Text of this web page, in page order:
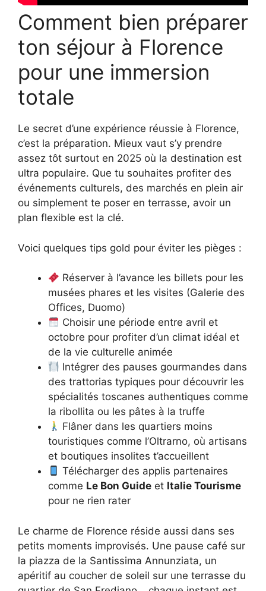
Comment bien préparer
ton séjour à Florence
pour une immersion
totale
Le secret d’une expérience réussie à Florence,
c’est la préparation. Mieux vaut s’y prendre
assez tôt surtout en 2025 où la destination est
ultra populaire. Que tu souhaites profiter des
événements culturels, des marchés en plein air
ou simplement te poser en terrasse, avoir un
plan flexible est la clé.
Voici quelques tips gold pour éviter les pièges :
Réserver à l’avance les billets pour les
musées phares et les visites (Galerie des
Offices, Duomo)
Choisir une période entre avril et
octobre pour profiter d’un climat idéal et
de la vie culturelle animée
Intégrer des pauses gourmandes dans
des trattorias typiques pour découvrir les
spécialités toscanes authentiques comme
la ribollita ou les pâtes à la truffe
Flâner dans les quartiers moins
touristiques comme l’Oltrarno, où artisans
et boutiques insolites t’accueillent
Télécharger des applis partenaires
comme Le Bon Guide et Italie Tourisme
pour ne rien rater
Le charme de Florence réside aussi dans ses
petits moments improvisés. Une pause café sur
la piazza de la Santissima Annunziata, un
apéritif au coucher de soleil sur une terrasse du